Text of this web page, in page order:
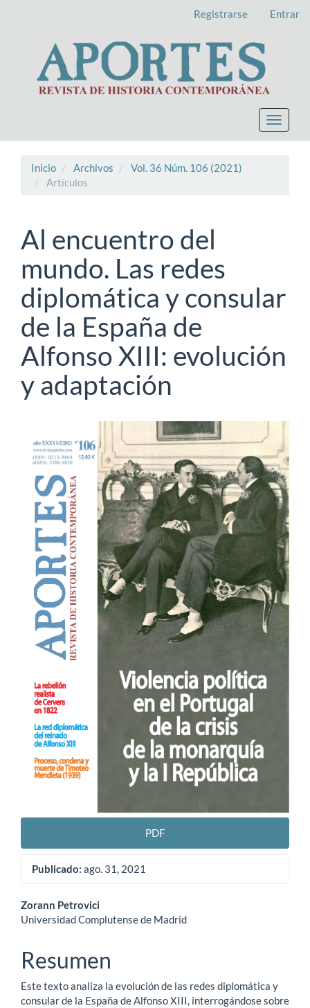
principal
Barra
lateral
Registrarse Entrar
Toggle
Inicio Archivos
Vol. 36 Núm. 106 (2021)
Artículos
Al encuentro del
mundo. Las redes
diplomática y consular
de la España de
Alfonso XIII: evolución
y adaptación
lateral
del
artículo
PDF
Publicado: ago. 31, 2021
Contenido
principal
del
artículo
Zorann Petrovici
Universidad Complutense de Madrid
Resumen
Este texto analiza la evolución de las redes diplomática y
consular de la España de Alfonso XIII, interrogándose sobre